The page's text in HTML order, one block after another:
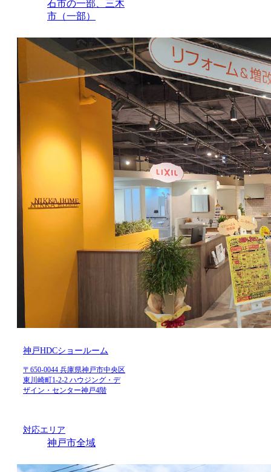
石市の一部、三木
市（一部）
神戸HDCショールーム
〒650-0044 兵庫県神戸市中央区
東川崎町1-2-2 ハウジング・デ
ザイン・センター神戸4階
対応エリア
神戸市全域